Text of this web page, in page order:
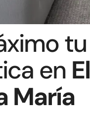
tu
en El
María